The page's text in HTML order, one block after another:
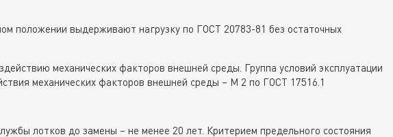
положении выдерживают нагрузку по ГОСТ 20783-81 без остаточных
механических факторов внешней среды. Группа условий эксплуатации
механических факторов внешней среды – М 2 по ГОСТ 17516.1
лотков до замены – не менее 20 лет. Критерием предельного состояния